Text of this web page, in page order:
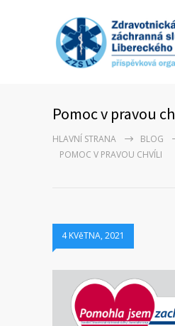
Pomoc v pravou
HLAVNÍ STRANA
BLOG
POMOC V PRAVOU CHVÍLI
4 KVěTNA, 2021